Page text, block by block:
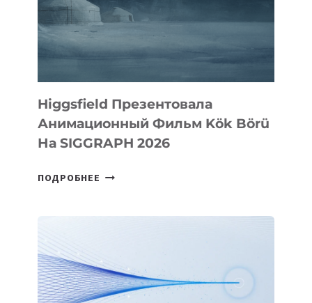
Higgsfield Презентовала
Анимационный Фильм Kök Börü
На SIGGRAPH 2026
ПОДРОБНЕЕ HIGGSFIELD
BÖRÜ
НА
SIGGRAPH